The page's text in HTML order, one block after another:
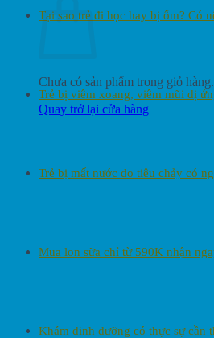
Chưa có sản phẩm trong giỏ hàng.
Quay trở lại cửa hàng
Tại sao trẻ đi học hay bị ốm? Có
Trẻ bị viêm xoang, viêm mũi dị
Trẻ bị mất nước do tiêu chảy có
Mua lon sữa chỉ từ 590K nhận
Khám dinh dưỡng có thực sự cần